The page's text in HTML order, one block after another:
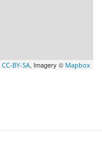
CC-BY-SA, Imagery © Mapbox